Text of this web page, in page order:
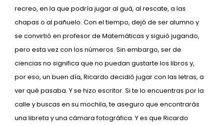
recreo, en la que podría jugar al guá, al rescate, a las
chapas o al pañuelo. Con el tiempo, dejó de ser alumno y
se convirtió en profesor de Matemáticas y siguió jugando,
pero esta vez con los números. Sin embargo, ser de
ciencias no significa que no puedan gustarte los libros y,
por eso, un buen día, Ricardo decidió jugar con las letras, a
ver qué pasaba. Y se hizo escritor. Si te lo encuentras por la
calle y buscas en su mochila, te aseguro que encontrarás
una libreta y una cámara fotográfica. Y es que Ricardo